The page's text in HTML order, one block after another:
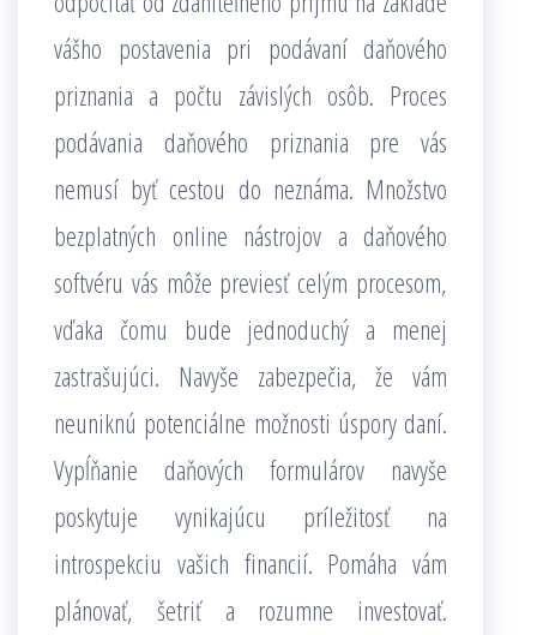
vášho postavenia pri podávaní daňového
priznania a počtu závislých osôb. Proces
podávania daňového priznania pre vás
nemusí byť cestou do neznáma. Množstvo
bezplatných online nástrojov a daňového
softvéru vás môže previesť celým procesom,
vďaka čomu bude jednoduchý a menej
zastrašujúci. Navyše zabezpečia, že vám
neuniknú potenciálne možnosti úspory daní.
Vypĺňanie daňových formulárov navyše
poskytuje vynikajúcu príležitosť na
introspekciu vašich financií. Pomáha vám
plánovať, šetriť a rozumne investovať.